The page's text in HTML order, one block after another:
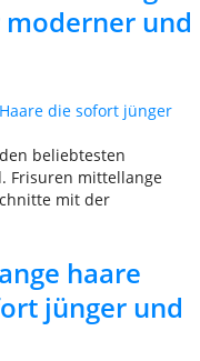
und
beliebtesten
Frisuren mittellange
mit der
haare
jünger und